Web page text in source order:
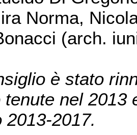
Norma,
(arch.
è stato
nel 2013
2013-2017.